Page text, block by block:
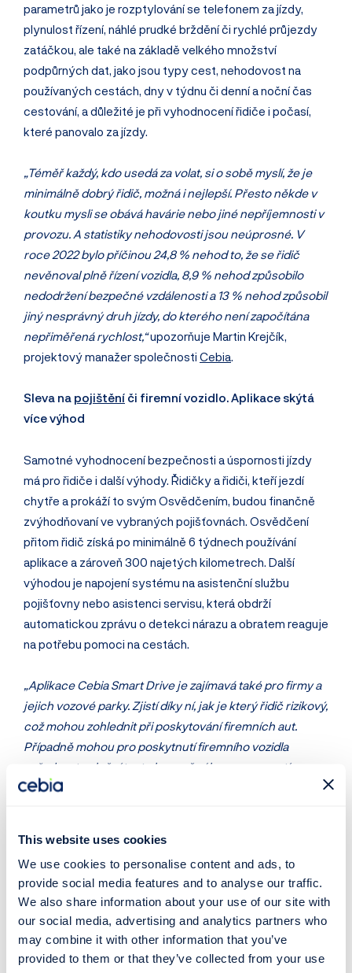
This website uses cookies
We use cookies to personalise content and ads, to
provide social media features and to analyse our traffic.
We also share information about your use of our site with
our social media, advertising and analytics partners who
may combine it with other information that you’ve
provided to them or that they’ve collected from your use
parametrů jako je rozptylování se telefonem za jízdy,
plynulost řízení, náhlé prudké brždění či rychlé průjezdy
zatáčkou, ale také na základě velkého množství
podpůrných dat, jako jsou typy cest, nehodovost na
používaných cestách, dny v týdnu či denní a noční čas
cestování, a důležité je při vyhodnocení řidiče i počasí,
které panovalo za jízdy.
„Téměř každý, kdo usedá za volat, si o sobě myslí, že je
minimálně dobrý řidič, možná i nejlepší. Přesto někde v
koutku mysli se obává havárie nebo jiné nepříjemnosti v
provozu. A statistiky nehodovosti jsou neúprosné. V
roce 2022 bylo příčinou 24,8 % nehod to, že se řidič
nevěnoval plně řízení vozidla, 8,9 % nehod způsobilo
nedodržení bezpečné vzdálenosti a 13 % nehod způsobil
jiný nesprávný druh jízdy, do kterého není započítána
nepřiměřená rychlost,“upozorňuje Martin Krejčík,
projektový manažer společnosti Cebia.
Sleva na pojištění či firemní vozidlo. Aplikace skýtá
více výhod
Samotné vyhodnocení bezpečnosti a úspornosti jízdy
má pro řidiče i další výhody. Řidičky a řidiči, kteří jezdí
chytře a prokáží to svým Osvědčením, budou finančně
zvýhodňovaní ve vybraných pojišťovnách. Osvědčení
přitom řidič získá po minimálně 6 týdnech používání
aplikace a zároveň 300 najetých kilometrech. Další
výhodou je napojení systému na asistenční službu
pojišťovny nebo asistenci servisu, která obdrží
automatickou zprávu o detekci nárazu a obratem reaguje
na potřebu pomoci na cestách.
„Aplikace Cebia Smart Drive je zajímavá také pro firmy a
jejich vozové parky. Zjistí díky ní, jak je který řidič rizikový,
což mohou zohlednit při poskytování firemních aut.
Případně mohou pro poskytnutí firemního vozidla
vyžadovat splnění testu bezpečného provozu, a tím
chránit nejen život a zdraví zaměstnanců, ale i finance
pomáhat řidičům, aby jezdili bezpečně, plynule a
ekonomicky. Když projekt zachrání jen jeden lidský život
nebo zdraví, bude to super,“vysvětluje dále Martin
Krejčík z Cebia a dodává, že zkušenosti OCTO
Telematics z jiných evropských projektů dokazují, že
tato aplikace je správný směr, jak moderní techniku